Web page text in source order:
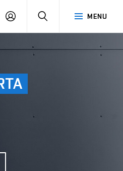
MENU
PŘIHLÁSIT